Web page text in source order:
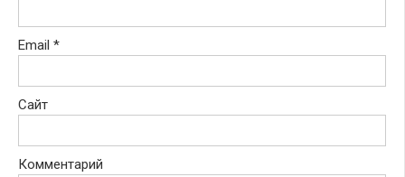
Email *
Сайт
Комментарий